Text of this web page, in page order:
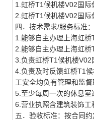
1.虹桥T1候机楼V02国际
2.虹桥T1候机楼V02国际
四．技术需求/服务标准：
1.能够自主办理上海虹
2.能够自主办理上海虹
3.负责虹桥T1候机楼
4.负责及时反馈虹桥T1
工安全均负有管理和监
5.至少每周一次的休息室
6.营业执照含建筑装饰工
五．验收标准：按合同约